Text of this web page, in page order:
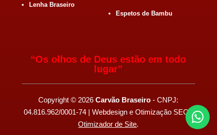
Lenha Braseiro
Espetos de Bambu
“Os olhos de Deus estão em todo
lugar”
Copyright© 2026Carvão Braseiro - CNPJ:
04.816.962/0001-74 | Webdesign e Otimização SEO -
Otimizador de Site.
